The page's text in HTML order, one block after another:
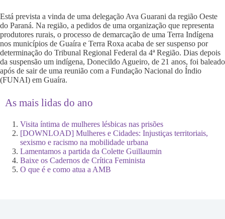
Está prevista a vinda de uma delegação Ava Guarani da região Oeste
do Paraná. Na região, a pedidos de uma organização que representa
produtores rurais, o processo de demarcação de uma Terra Indígena
nos municípios de Guaíra e Terra Roxa acaba de ser suspenso por
determinação do Tribunal Regional Federal da 4ª Região. Dias depois
da suspensão um indígena, Donecildo Agueiro, de 21 anos, foi baleado
após de sair de uma reunião com a Fundação Nacional do Índio
(FUNAI) em Guaíra.
As mais lidas do ano
Visita íntima de mulheres lésbicas nas prisões
[DOWNLOAD] Mulheres e Cidades: Injustiças territoriais,
sexismo e racismo na mobilidade urbana
Lamentamos a partida da Colette Guillaumin
Baixe os Cadernos de Crítica Feminista
O que é e como atua a AMB